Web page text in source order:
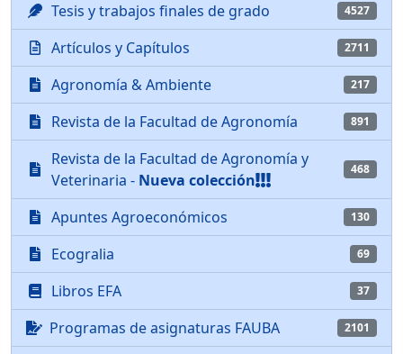
Tesis y trabajos finales de grado 4527
Artículos y Capítulos 2711
Agronomía & Ambiente 217
Revista de la Facultad de Agronomía 891
Revista de la Facultad de Agronomía y
Veterinaria - Nueva colección
468
Apuntes Agroeconómicos 130
Ecogralia 69
Libros EFA 37
Programas de asignaturas FAUBA 2101